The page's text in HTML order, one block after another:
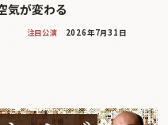
気が変わる
注目公演 2026年7月31日